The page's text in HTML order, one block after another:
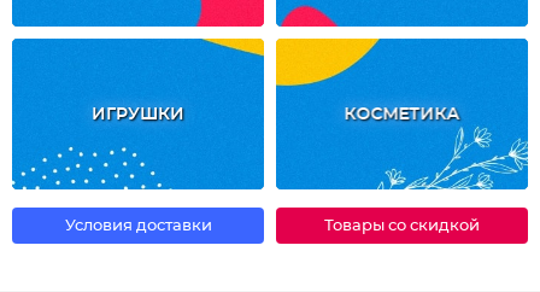
ИГРУШКИ КОСМЕТИКА
Условия доставки Товары со скидкой